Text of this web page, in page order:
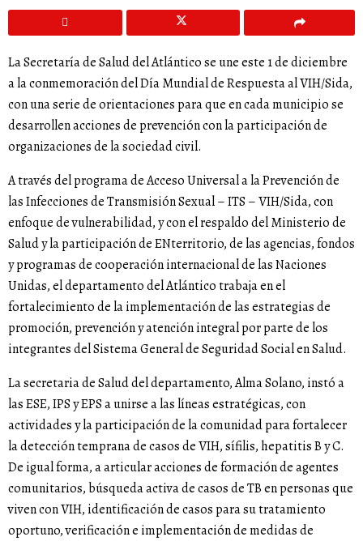
La Secretaría de Salud del Atlántico se une este 1 de diciembre
a la conmemoración del Día Mundial de Respuesta al VIH/Sida,
con una serie de orientaciones para que en cada municipio se
desarrollen acciones de prevención con la participación de
organizaciones de la sociedad civil.
A través del programa de Acceso Universal a la Prevención de
las Infecciones de Transmisión Sexual – ITS – VIH/Sida, con
enfoque de vulnerabilidad, y con el respaldo del Ministerio de
Salud y la participación de ENterritorio, de las agencias, fondos
y programas de cooperación internacional de las Naciones
Unidas, el departamento del Atlántico trabaja en el
fortalecimiento de la implementación de las estrategias de
promoción, prevención y atención integral por parte de los
integrantes del Sistema General de Seguridad Social en Salud.
La secretaria de Salud del departamento, Alma Solano, instó a
las ESE, IPS y EPS a unirse a las líneas estratégicas, con
actividades y la participación de la comunidad para fortalecer
la detección temprana de casos de VIH, sífilis, hepatitis B y C.
De igual forma, a articular acciones de formación de agentes
comunitarios, búsqueda activa de casos de TB en personas que
viven con VIH, identificación de casos para su tratamiento
oportuno, verificación e implementación de medidas de